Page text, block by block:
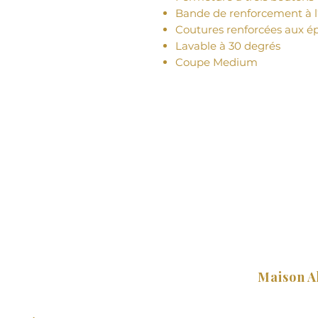
Bande de renforcement à
Coutures renforcées aux
Lavable à 30 degrés
Coupe Medium
Maison